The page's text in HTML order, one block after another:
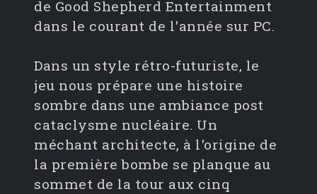
de Good Shepherd Entertainment
dans le courant de l'année sur PC.
Dans un style rétro-futuriste, le
jeu nous prépare une histoire
sombre dans une ambiance post
cataclysme nucléaire. Un
méchant architecte, à l'origine de
la première bombe se planque au
sommet de la tour aux cinq